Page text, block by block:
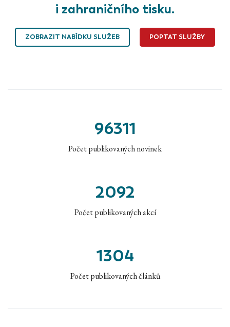
i zahraničního tisku.
ZOBRAZIT NABÍDKU SLUŽEB POPTAT SLUŽBY
96311
Počet publikovaných novinek
2092
Počet publikovaných akcí
1304
Počet publikovaných článků